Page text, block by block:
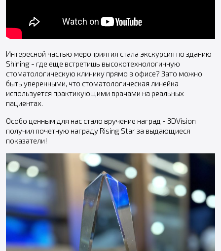
Интересной частью мероприятия стала экскурсия по зданию
Shining - где еще встретишь высокотехнологичную
стоматологическую клинику прямо в офисе? Зато можно
быть уверенными, что стоматологическая линейка
используется практикующими врачами на реальных
пациентах.
Особо ценным для нас стало вручение наград - 3DVision
получил почетную награду Rising Star за выдающиеся
показатели!